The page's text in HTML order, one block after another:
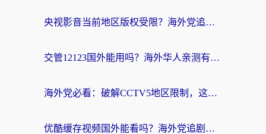
央视影音当前地区版权受限？海外党追剧看片的终极解决方案来了
交管12123国外能用吗？海外华人亲测有效的回国加速器选择指南
海外党必看：破解CCTV5地区限制，这样看欧洲杯奥运直播才够爽！
优酷缓存视频国外能看吗？海外党追剧看片的终极解决方案来了